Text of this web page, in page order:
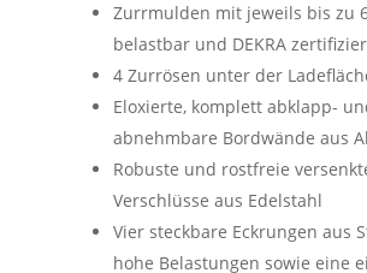
Zurrmulden mit jeweils bis zu
belastbar und DEKRA
4 Zurrösen unter der
Eloxierte, komplett abklapp-
abnehmbare Bordwände aus
Robuste und rostfreie
Verschlüsse aus Edelstahl
Vier steckbare Eckrungen aus
hohe Belastungen sowie eine